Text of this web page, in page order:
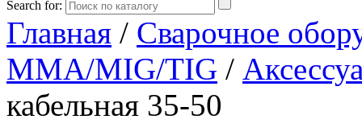
Search for:
Главная / Сварочное
MMA/MIG/TIG /
кабельная 35-50